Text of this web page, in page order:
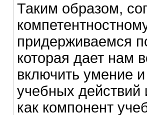
Таким образом,
придерживаемся
которая дает нам
включить умение и
учебных действий
как компонент